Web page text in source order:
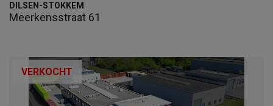
DILSEN-STOKKEM
Meerkensstraat 61
VERKOCHT